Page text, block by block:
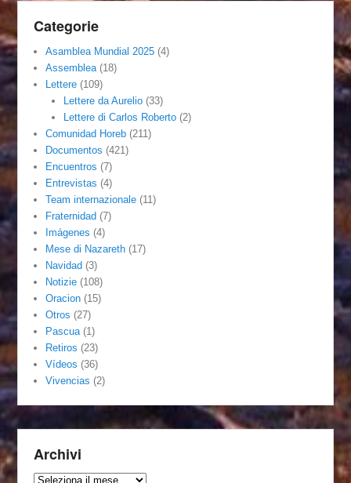
Categorie
Asamblea Mundial 2025 (4)
Assemblea (18)
Lettere (109)
Lettere da Aurelio(33)
Lettere di Carlos Roberto(2)
Comunidad Horeb (211)
Documentos (421)
Encuentros (7)
Entrevistas (4)
Team internazionale (11)
Fraternidad (7)
Imágenes (4)
Mese di Nazareth (17)
Navidad (3)
Notizie (108)
Oracion (15)
Otros (27)
Pascua (1)
Retiros (23)
Vídeos (36)
Vivencias (2)
Archivi
Archivi